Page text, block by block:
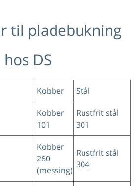
til pladebukning
hos DS
Kobber Stål
Kobber
101
Rustfrit stål
301
Kobber
260
(messing)
Rustfrit stål
304